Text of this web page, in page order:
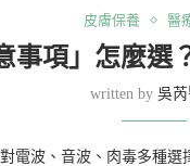
皮膚保養 醫
事項」怎麼選
written by 吳
電波、音波、肉毒多種